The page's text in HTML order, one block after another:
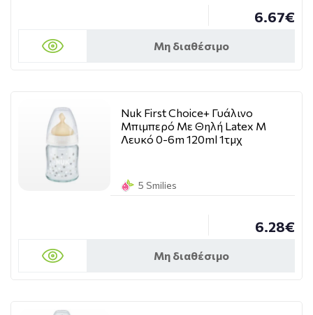
6.67€
Μη διαθέσιμο
Nuk First Choice+ Γυάλινο
Μπιμπερό Με Θηλή Latex M
Λευκό 0-6m 120ml 1τμχ
5 Smilies
6.28€
Μη διαθέσιμο